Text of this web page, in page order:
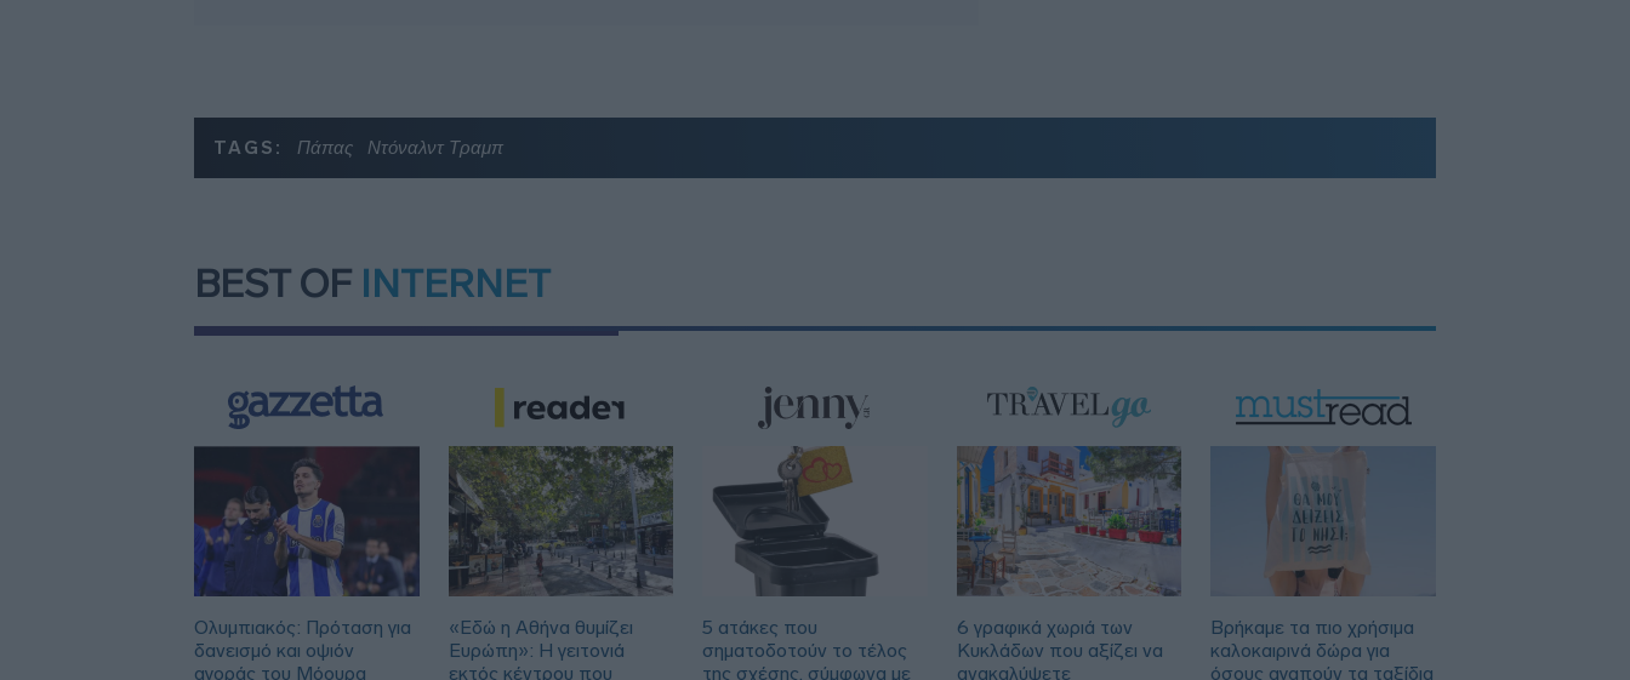
TAGS: Πάπας Ντόναλντ Τραμπ
BEST OF INTERNET
Ολυμπιακός: Πρόταση για
δανεισμό και οψιόν
αγοράς του Μόουρα
«Εδώ η Αθήνα θυμίζει
Ευρώπη»: H γειτονιά
εκτός κέντρου που
5 ατάκες που
σηματοδοτούν το τέλος
της σχέσης, σύμφωνα με
6 γραφικά χωριά των
Κυκλάδων που αξίζει να
ανακαλύψετε
Βρήκαμε τα πιο χρήσιμα
καλοκαιρινά δώρα για
όσους αγαπούν τα ταξίδια